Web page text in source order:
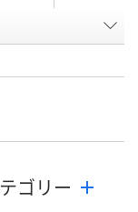
P440739
へ
ゴリー